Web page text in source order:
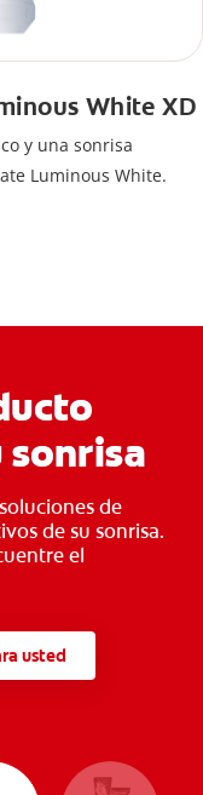
White XD
y una sonrisa
Luminous White.
de
de su sonrisa.
el
usted